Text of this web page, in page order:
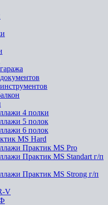
4 полки
5 полок
6 полок
MS Hard
Практик MS Pro
Практик MS Standart г/п
Практик MS Strong г/п
V